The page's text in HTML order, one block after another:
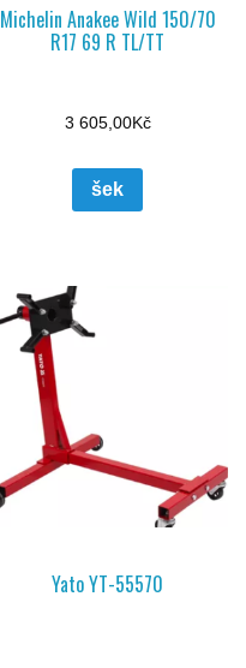
Michelin Anakee Wild 150/70
R17 69 R TL/TT
3 605,00Kč
šek
Yato YT-55570